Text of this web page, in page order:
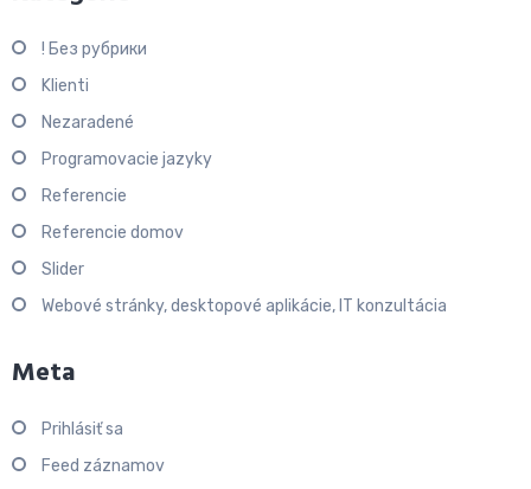
! Без рубрики
Klienti
Nezaradené
Programovacie jazyky
Referencie
Referencie domov
Slider
Webové stránky, desktopové aplikácie, IT konzultácia
Meta
Prihlásiť sa
Feed záznamov